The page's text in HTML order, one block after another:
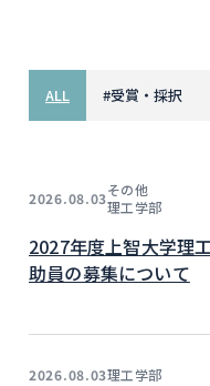
ALL #受賞・採択
2026.08.03その他
理工学部
2027年度上智大学理
助員の募集について
2026.08.03理工学部